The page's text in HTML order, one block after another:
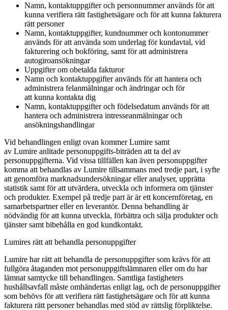
Namn, kontaktuppgifter och personnummer används för att
kunna verifiera rätt fastighetsägare och för att kunna fakturera
rätt personer
Namn, kontaktuppgifter, kundnummer och kontonummer
används för att använda som underlag för kundavtal, vid
fakturering och bokföring, samt för att administrera
autogiroansökningar
Uppgifter om obetalda fakturor
Namn och kontaktuppgifter används för att hantera och
administrera felanmälningar och ändringar och för
att kunna kontakta dig
Namn, kontaktuppgifter och födelsedatum används för att
hantera och administrera intresseanmälningar och
ansökningshandlingar
Vid behandlingen enligt ovan kommer Lumire samt
av Lumire anlitade personuppgifts-biträden att ta del av
personuppgifterna. Vid vissa tillfällen kan även personuppgifter
komma att behandlas av Lumire tillsammans med tredje part, i syfte
att genomföra marknadsundersökningar eller analyser, upprätta
statistik samt för att utvärdera, utveckla och informera om tjänster
och produkter. Exempel på tredje part är är ett koncernföretag, en
samarbetspartner eller en leverantör. Denna behandling är
nödvändig för att kunna utveckla, förbättra och sälja produkter och
tjänster samt bibehålla en god kundkontakt.
Lumires rätt att behandla personuppgifter
Lumire har rätt att behandla de personuppgifter som krävs för att
fullgöra åtaganden mot personuppgiftslämnaren eller om du har
lämnat samtycke till behandlingen. Samtliga fastigheters
hushållsavfall måste omhändertas enligt lag, och de personuppgifter
som behövs för att verifiera rätt fastighetsägare och för att kunna
fakturera rätt personer behandlas med stöd av rättslig förpliktelse.